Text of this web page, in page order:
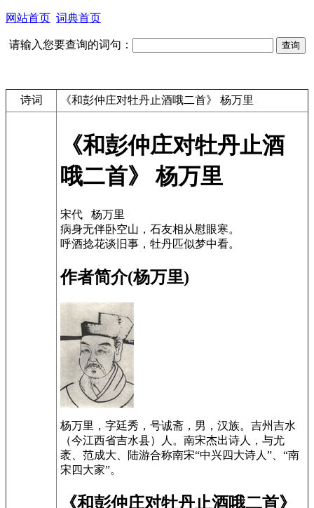
网站首页 词典首页
请输入您要查询的词句：
诗词 《和彭仲庄对牡丹止酒哦二首》 杨万里
《和彭仲庄对牡丹止酒
哦二首》 杨万里
宋代 杨万里
病身无伴卧空山，石友相从慰眼寒。
呼酒捻花谈旧事，牡丹匹似梦中看。
作者简介(杨万里)
杨万里，字廷秀，号诚斋，男，汉族。吉州吉水
（今江西省吉水县）人。南宋杰出诗人，与尤
袤、范成大、陆游合称南宋“中兴四大诗人”、“南
宋四大家”。
《和彭仲庄对牡丹止酒哦二首》